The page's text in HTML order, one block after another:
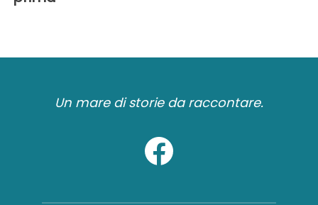
Un mare di storie da raccontare.